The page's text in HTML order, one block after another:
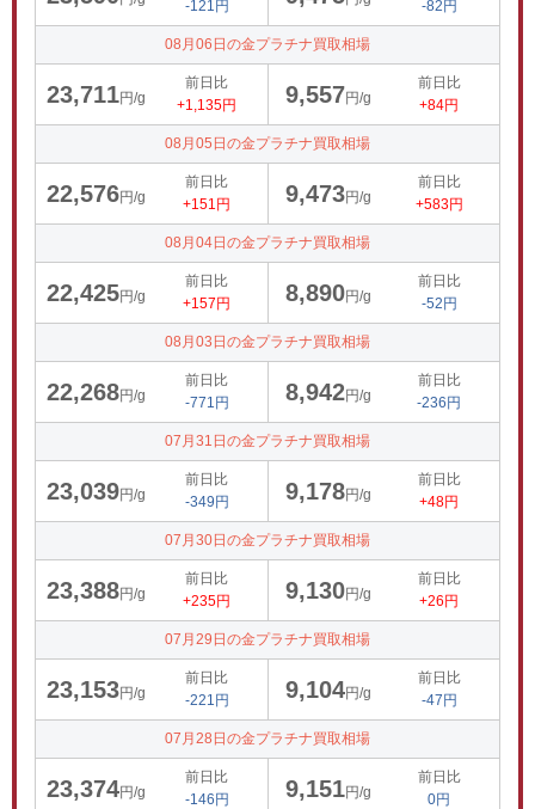
-121円
-82円
08月06日の金プラチナ買取相場
23,711円/g
前日比
+1,135円
9,557円/g
前日比
+84円
08月05日の金プラチナ買取相場
22,576円/g
前日比
+151円
9,473円/g
前日比
+583円
08月04日の金プラチナ買取相場
22,425円/g
前日比
+157円
8,890円/g
前日比
-52円
08月03日の金プラチナ買取相場
22,268円/g
前日比
-771円
8,942円/g
前日比
-236円
07月31日の金プラチナ買取相場
23,039円/g
前日比
-349円
9,178円/g
前日比
+48円
07月30日の金プラチナ買取相場
23,388円/g
前日比
+235円
9,130円/g
前日比
+26円
07月29日の金プラチナ買取相場
23,153円/g
前日比
-221円
9,104円/g
前日比
-47円
07月28日の金プラチナ買取相場
23,374円/g
前日比
-146円
9,151円/g
前日比
0円